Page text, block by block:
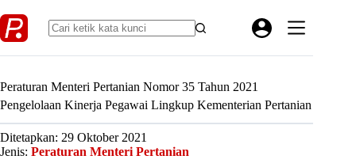
to
content
Peraturan Menteri Pertanian Nomor 35 Tahun 2021
Pengelolaan Kinerja Pegawai Lingkup Kementerian Pertanian
Ditetapkan: 29 Oktober 2021
Jenis: Peraturan Menteri Pertanian